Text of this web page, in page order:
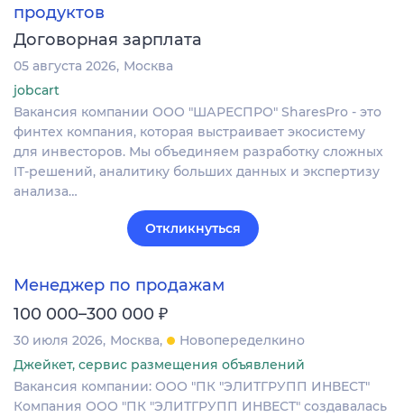
продуктов
Договорная зарплата
05 августа 2026 Москва
jobcart
Вакансия компании ООО "ШАРЕСПРО" SharesPro - это
финтех компания, которая выстраивает экосистему
для инвесторов. Мы объединяем разработку сложных
IT‑решений, аналитику больших данных и экспертизу
анализа…
Откликнуться
Менеджер по продажам
100 000–300 000 ₽
30 июля 2026 Москва
Новопеределкино
Джейкет, сервис размещения объявлений
Вакансия компании: ООО "ПК "ЭЛИТГРУПП ИНВЕСТ"
Компания ООО "ПК "ЭЛИТГРУПП ИНВЕСТ" создавалась